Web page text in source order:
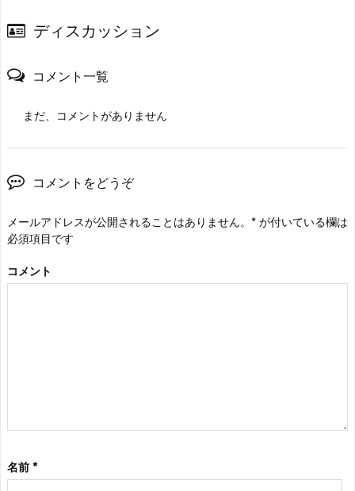
ディスカッション
コメント一覧
まだ、コメントがありません
コメントをどうぞ
メールアドレスが公開されることはありません。 * が付いている欄は
必須項目です
コメント
名前 *